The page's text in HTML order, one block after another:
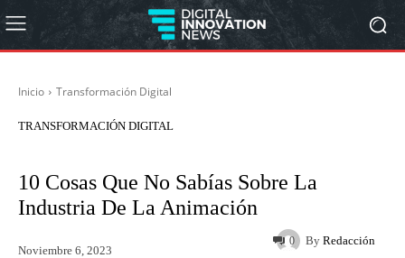
Inicio Transformación Digital
TRANSFORMACIÓN DIGITAL
10 Cosas Que No Sabías Sobre La
Industria De La Animación
By Redacción
Noviembre 6, 2023
0